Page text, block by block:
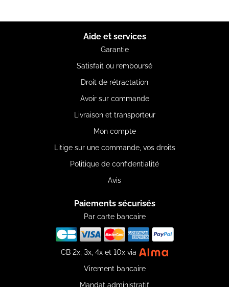
Aide et services
Garantie
Satisfait ou remboursé
Droit de rétractation
Avoir sur commande
Livraison et transporteur
Mon compte
Litige sur une commande, vos droits
Politique de confidentialité
Avis
Paiements sécurisés
Par carte bancaire
CB 2x, 3x, 4x et 10x via
Virement bancaire
Mandat administratif